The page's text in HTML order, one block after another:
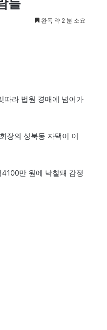
완독 약 2 분 소요
따라 법원 경매에 넘어가
장의 성북동 자택이 이
만 원에 낙찰돼 감정